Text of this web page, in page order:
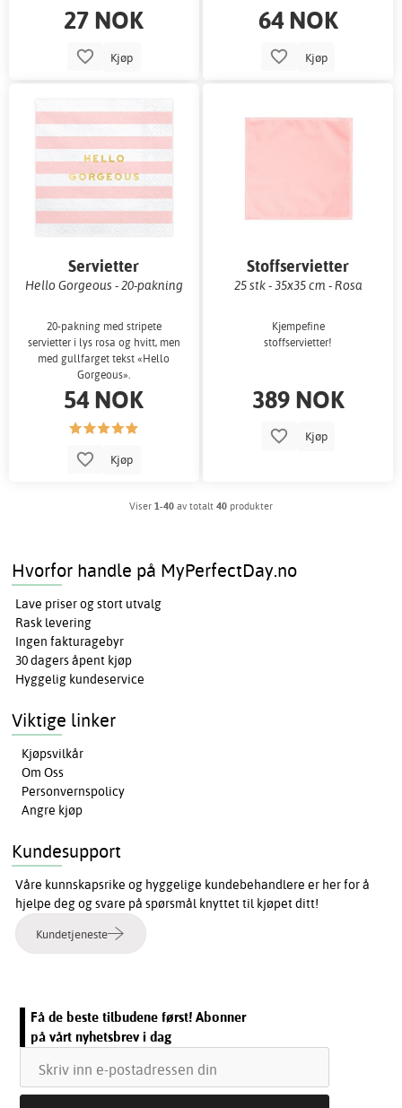
27 NOK
Kjøp
64 NOK
Kjøp
Servietter
Hello Gorgeous - 20-pakning
20-pakning med stripete
servietter i lys rosa og hvitt, men
med gullfarget tekst «Hello
Gorgeous».
54 NOK
Kjøp
Stoffservietter
25 stk - 35x35 cm - Rosa
Kjempefine
stoffservietter!
389 NOK
Kjøp
Viser 1-40 av totalt 40 produkter
Hvorfor handle på MyPerfectDay.no
Lave priser og stort utvalg
Rask levering
Ingen fakturagebyr
30 dagers åpent kjøp
Hyggelig kundeservice
Viktige linker
Kjøpsvilkår
Om Oss
Personvernspolicy
Angre kjøp
Kundesupport
Våre kunnskapsrike og hyggelige kundebehandlere er her for å
hjelpe deg og svare på spørsmål knyttet til kjøpet ditt!
Kundetjeneste
Få de beste tilbudene først! Abonner
på vårt nyhetsbrev i dag